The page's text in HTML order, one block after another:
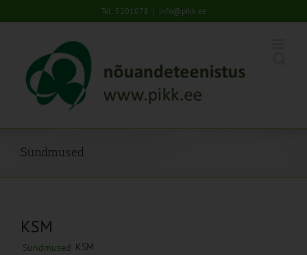
to
Tel: 5201078 | info@pikk.ee
Sündmused
KSM
Sündmused KSM